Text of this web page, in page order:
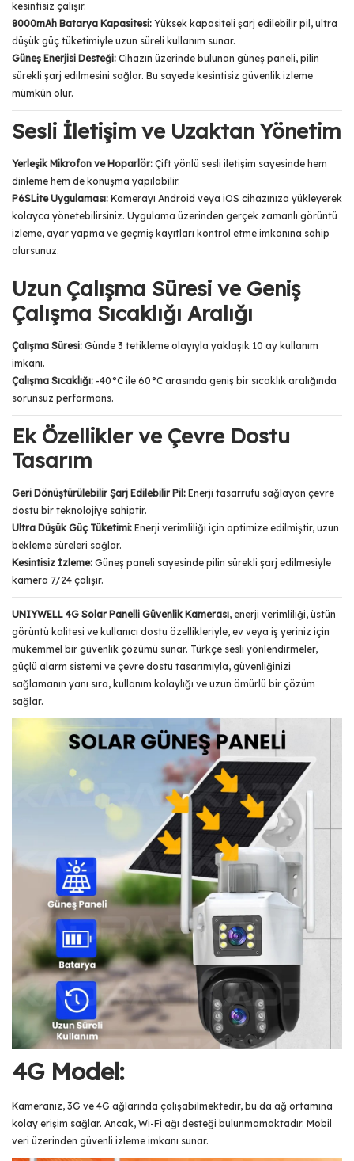
kesintisiz çalışır.
8000mAh Batarya Kapasitesi: Yüksek kapasiteli şarj edilebilir pil, ultra
düşük güç tüketimiyle uzun süreli kullanım sunar.
Güneş Enerjisi Desteği: Cihazın üzerinde bulunan güneş paneli, pilin
sürekli şarj edilmesini sağlar. Bu sayede kesintisiz güvenlik izleme
mümkün olur.
Sesli İletişim ve Uzaktan Yönetim
Yerleşik Mikrofon ve Hoparlör: Çift yönlü sesli iletişim sayesinde hem
dinleme hem de konuşma yapılabilir.
P6SLite Uygulaması: Kamerayı Android veya iOS cihazınıza yükleyerek
kolayca yönetebilirsiniz. Uygulama üzerinden gerçek zamanlı görüntü
izleme, ayar yapma ve geçmiş kayıtları kontrol etme imkanına sahip
olursunuz.
Uzun Çalışma Süresi ve Geniş
Çalışma Sıcaklığı Aralığı
Çalışma Süresi: Günde 3 tetikleme olayıyla yaklaşık 10 ay kullanım
imkanı.
Çalışma Sıcaklığı: -40°C ile 60°C arasında geniş bir sıcaklık aralığında
sorunsuz performans.
Ek Özellikler ve Çevre Dostu
Tasarım
Geri Dönüştürülebilir Şarj Edilebilir Pil: Enerji tasarrufu sağlayan çevre
dostu bir teknolojiye sahiptir.
Ultra Düşük Güç Tüketimi: Enerji verimliliği için optimize edilmiştir, uzun
bekleme süreleri sağlar.
Kesintisiz İzleme: Güneş paneli sayesinde pilin sürekli şarj edilmesiyle
kamera 7/24 çalışır.
UNIYWELL 4G Solar Panelli Güvenlik Kamerası, enerji verimliliği, üstün
görüntü kalitesi ve kullanıcı dostu özellikleriyle, ev veya iş yeriniz için
mükemmel bir güvenlik çözümü sunar. Türkçe sesli yönlendirmeler,
güçlü alarm sistemi ve çevre dostu tasarımıyla, güvenliğinizi
sağlamanın yanı sıra, kullanım kolaylığı ve uzun ömürlü bir çözüm
sağlar.
4G Model:
Kameranız, 3G ve 4G ağlarında çalışabilmektedir, bu da ağ ortamına
kolay erişim sağlar. Ancak, Wi-Fi ağı desteği bulunmamaktadır. Mobil
veri üzerinden güvenli izleme imkanı sunar.